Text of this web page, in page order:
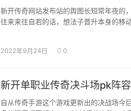
新开传奇网站发布站的舆图长短常年夜的
往来来往自若的话，想法子晋升本身的移
2022年9月24日 0
新开单职业传奇决斗场pk阵
自从传奇手游这个游戏更新出的决战场今